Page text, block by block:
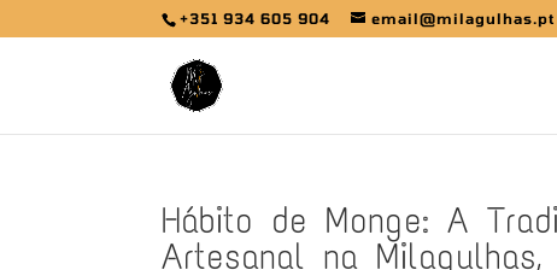
+351 934 605 904 email@milagulhas.pt
Hábito de Monge: A
Artesanal na Milagulhas,